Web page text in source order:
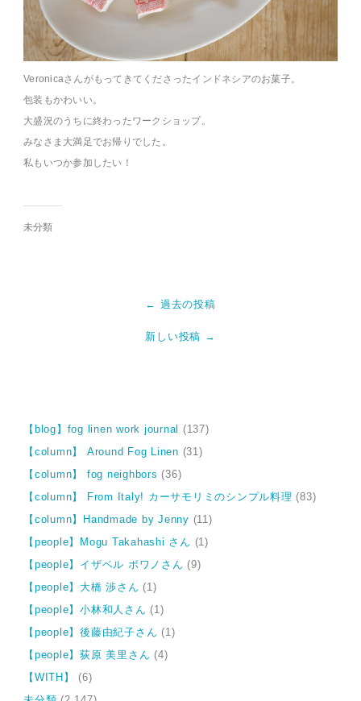
Veronicaさんがもってきてくださったインドネシアのお菓子。
包装もかわいい。
大盛況のうちに終わったワークショップ。
みなさま大満足でお帰りでした。
私もいつか参加したい！
未分類
← 過去の投稿
新しい投稿 →
【blog】fog linen work journal
(137)
【column】 Around Fog Linen (31)
【column】 fog neighbors (36)
【column】 From Italy! カーサモリミのシンプル料理 (83)
【column】Handmade by Jenny (11)
【people】Mogu Takahashi さん (1)
【people】イザベル ボワノさん (9)
【people】大橋 渉さん (1)
【people】小林和人さん (1)
【people】後藤由紀子さん (1)
【people】荻原 美里さん (4)
【WITH】
(6)